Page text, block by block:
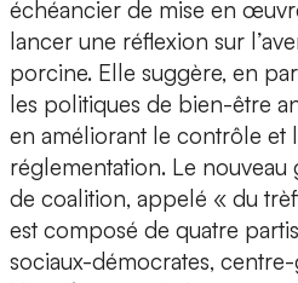
échéancier de mise en
lancer une réflexion sur
porcine. Elle suggère, en
les politiques de bien-être
en améliorant le contrôle et
réglementation. Le
de coalition, appelé « du
est composé de quatre
sociaux-démocrates,